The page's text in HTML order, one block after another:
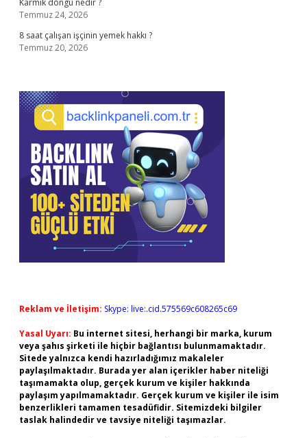
Karmik döngü nedir ?
Temmuz 24, 2026
8 saat çalışan işçinin yemek hakkı ?
Temmuz 20, 2026
Reklam ve İletişim: Skype: live:.cid.575569c608265c69
Yasal Uyarı: Bu internet sitesi, herhangi bir marka, kurum
veya şahıs şirketi ile hiçbir bağlantısı bulunmamaktadır.
Sitede yalnızca kendi hazırladığımız makaleler
paylaşılmaktadır. Burada yer alan içerikler haber niteliği
taşımamakta olup, gerçek kurum ve kişiler hakkında
paylaşım yapılmamaktadır. Gerçek kurum ve kişiler ile isim
benzerlikleri tamamen tesadüfidir. Sitemizdeki bilgiler
taslak halindedir ve tavsiye niteliği taşımazlar.